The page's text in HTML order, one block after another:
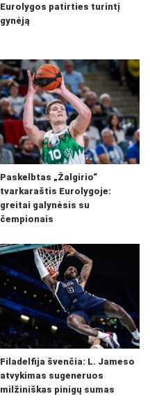
Eurolygos patirties turintį
gynėją
Paskelbtas „Žalgirio“
tvarkaraštis Eurolygoje:
greitai galynėsis su
čempionais
Filadelfija švenčia: L. Jameso
atvykimas sugeneruos
milžiniškas pinigų sumas